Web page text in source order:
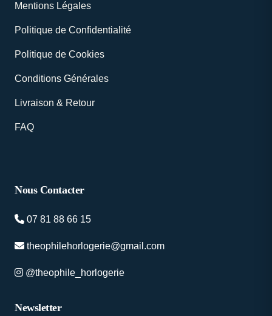
Mentions Légales
Politique de Confidentialité
Politique de Cookies
Conditions Générales
Livraison & Retour
FAQ
Nous Contacter
07 81 88 66 15
theophilehorlogerie@gmail.com
@theophile_horlogerie
Newsletter